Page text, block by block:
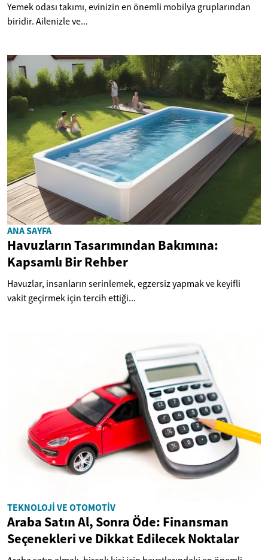
Yemek odası takımı, evinizin en önemli mobilya gruplarından
biridir. Ailenizle ve...
ANA SAYFA
Havuzların Tasarımından Bakımına:
Kapsamlı Bir Rehber
Havuzlar, insanların serinlemek, egzersiz yapmak ve keyifli
vakit geçirmek için tercih ettiği...
TEKNOLOJI VE OTOMOTIV
Araba Satın Al, Sonra Öde: Finansman
Seçenekleri ve Dikkat Edilecek Noktalar